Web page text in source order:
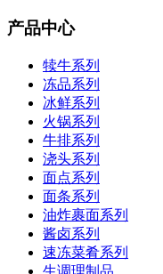
产品中心
犊牛系列
冻品系列
冰鲜系列
火锅系列
牛排系列
浇头系列
面点系列
面条系列
油炸裹面系列
酱卤系列
速冻菜肴系列
生调理制品